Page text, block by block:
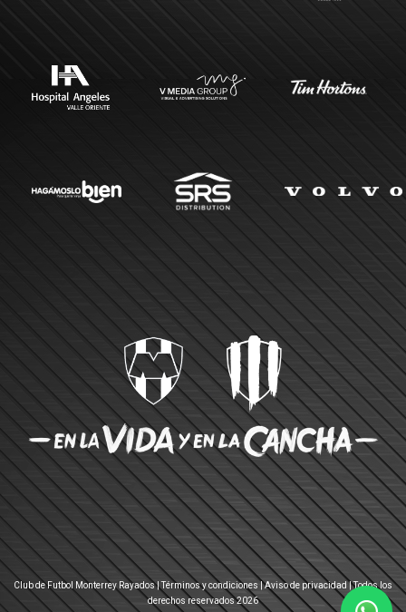
Club de Futbol Monterrey Rayados | Términos y condiciones |Aviso de privacidad | Todos los
derechos reservados 2026